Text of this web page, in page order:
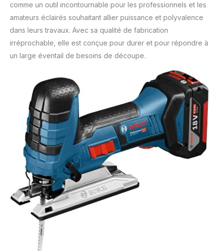
comme un outil incontournable pour les professionnels et les
amateurs éclairés souhaitant allier puissance et polyvalence
dans leurs travaux. Avec sa qualité de fabrication
irréprochable, elle est conçue pour durer et pour répondre à
un large éventail de besoins de découpe.